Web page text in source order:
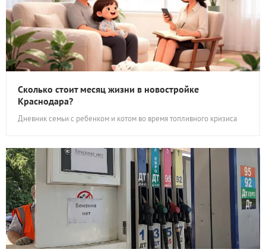
Сколько стоит месяц жизни в новостройке
Краснодара?
Дневник семьи с ребенком и котом во время топливного кризиса